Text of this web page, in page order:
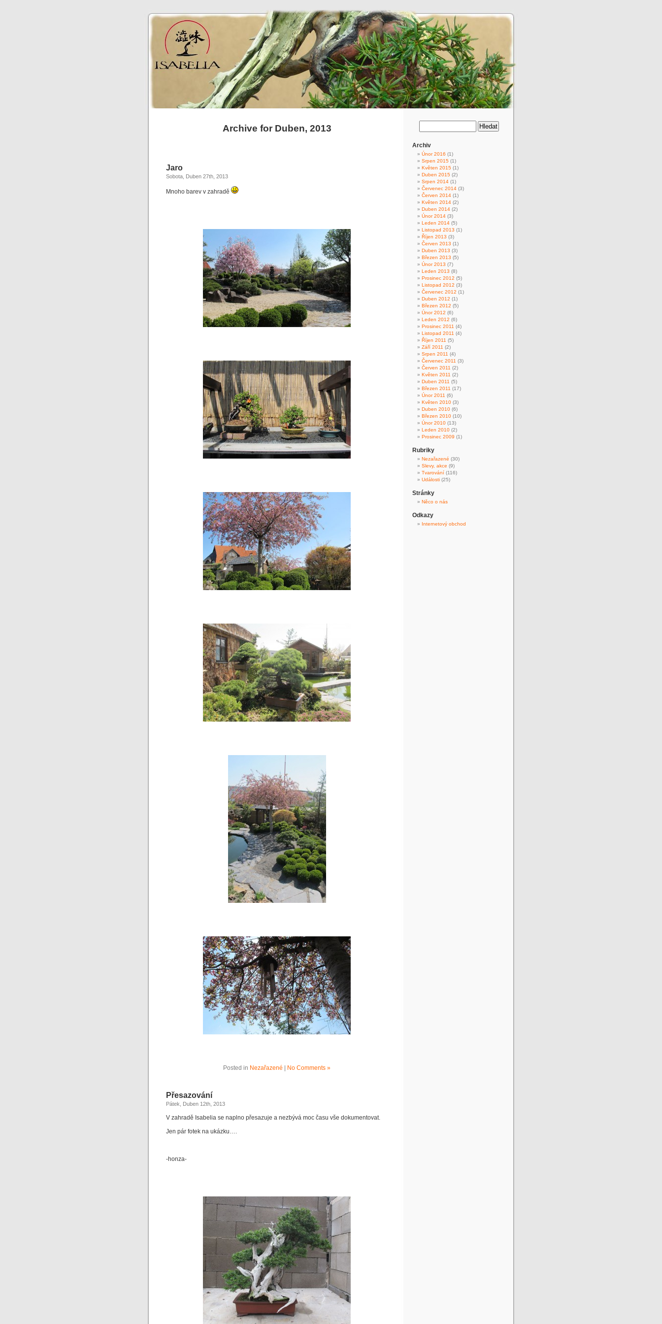
Archive for Duben, 2013
Jaro
Sobota, Duben 27th, 2013
Mnoho barev v zahradě
Posted in Nezařazené No Comments »
Přesazování
Pátek, Duben 12th, 2013
V zahradě Isabelia se naplno přesazuje a nezbývá moc času vše dokumentovat.
Jen pár fotek na ukázku….
-honza-
Archiv
Únor 2016 (1)
Srpen 2015 (1)
Květen 2015 (1)
Duben 2015 (2)
Srpen 2014 (1)
Červenec 2014 (3)
Červen 2014 (1)
Květen 2014 (2)
Duben 2014 (2)
Únor 2014 (3)
Leden 2014 (5)
Listopad 2013 (1)
Říjen 2013 (3)
Červen 2013 (1)
Duben 2013 (3)
Březen 2013 (5)
Únor 2013 (7)
Leden 2013 (8)
Prosinec 2012 (5)
Listopad 2012 (3)
Červenec 2012 (1)
Duben 2012 (1)
Březen 2012 (5)
Únor 2012 (6)
Leden 2012 (6)
Prosinec 2011 (4)
Listopad 2011 (4)
Říjen 2011 (5)
Září 2011 (2)
Srpen 2011 (4)
Červenec 2011 (3)
Červen 2011 (2)
Květen 2011 (2)
Duben 2011 (5)
Březen 2011 (17)
Únor 2011 (6)
Květen 2010 (3)
Duben 2010 (6)
Březen 2010 (10)
Únor 2010 (13)
Leden 2010 (2)
Prosinec 2009 (1)
Rubriky
Nezařazené (30)
Slevy, akce (9)
Tvarování (116)
Události (25)
Stránky
Něco o nás
Odkazy
Internetový obchod